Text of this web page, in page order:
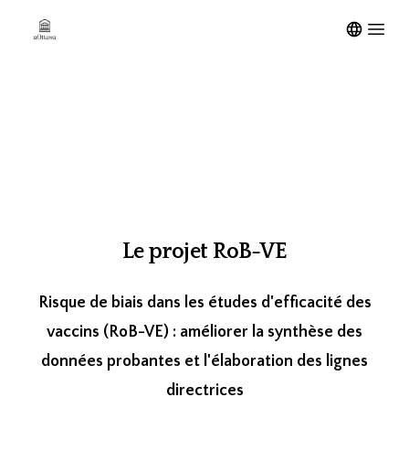
Open
Le projet RoB-VE
Risque de biais dans les études d'efficacité des
vaccins (RoB-VE) : améliorer la synthèse des
données probantes et l'élaboration des lignes
directrices